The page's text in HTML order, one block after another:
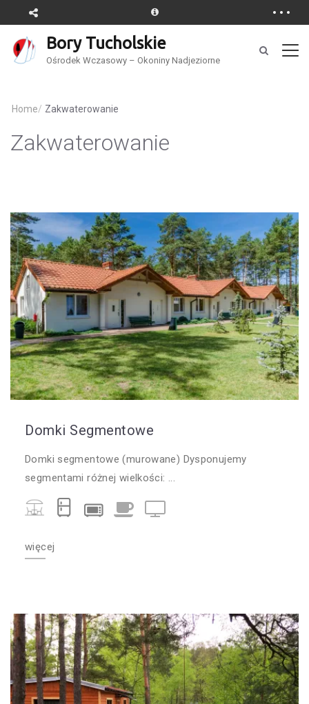
Bory Tucholskie
Ośrodek Wczasowy – Okoniny Nadjeziorne
Home/ Zakwaterowanie
Zakwaterowanie
Domki Segmentowe
Domki segmentowe (murowane) Dysponujemy
segmentami różnej wielkości: ...
więcej